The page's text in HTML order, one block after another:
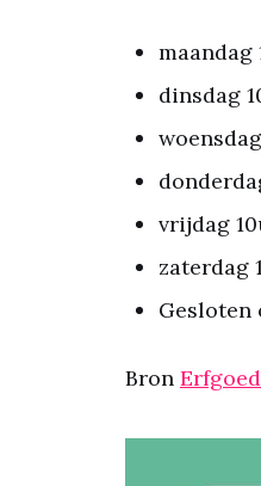
maandag
dinsdag
vrijdag
zaterdag
Gesloten
Bron